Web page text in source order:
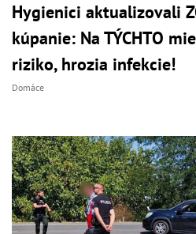
Hygienici aktualizovali
kúpanie: Na TÝCHTO
riziko, hrozia infekcie!
Domáce